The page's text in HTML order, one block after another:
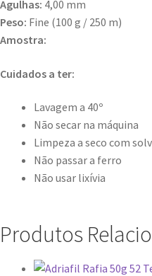
Agulhas: 4,00 mm
Peso: Fine (100 g / 250 m)
Amostra:
Cuidados a ter:
Lavagem a 40º
Não secar na máquina
Limpeza a seco com
Não passar a ferro
Não usar lixívia
Produtos